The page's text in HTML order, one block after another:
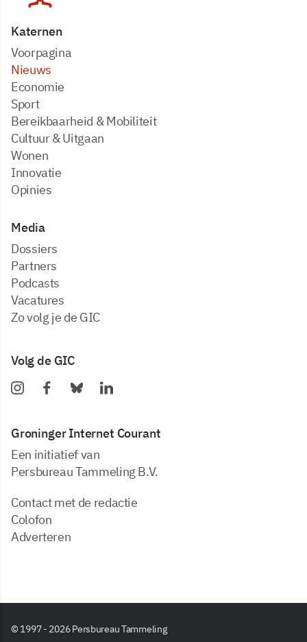
Katernen
Voorpagina
Nieuws
Economie
Sport
Bereikbaarheid & Mobiliteit
Cultuur & Uitgaan
Wonen
Innovatie
Opinies
Media
dossiers
partners
podcasts
vacatures
zo volg je de GIC
Volg de GIC
Groninger Internet Courant
Een initiatief van
Persbureau Tammeling B.V.
Contact met de redactie
Colofon
Adverteren
© 1997 - 2026 Persbureau Tammeling